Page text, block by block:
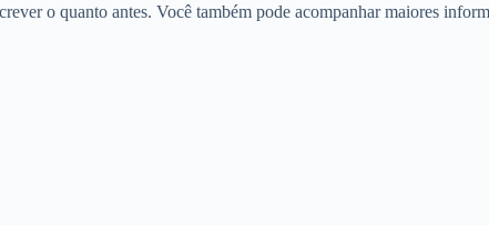
o quanto antes. Você também pode acompanhar maiores